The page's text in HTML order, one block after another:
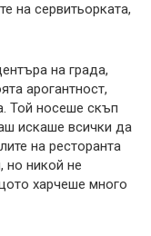
на сервитьорката,
на града,
арогантност,
Той носеше скъп
искаше всички да
на ресторанта
но никой не
харчеше много